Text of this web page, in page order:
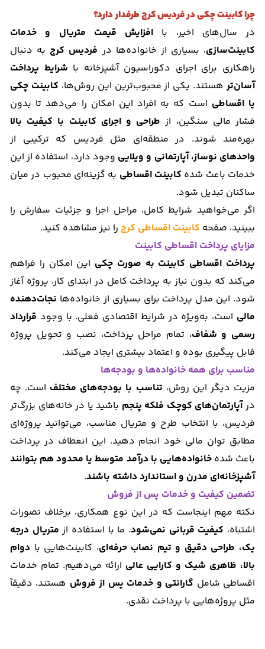
چرا کابینت چکی در فردیس کرج طرفدار دارد؟
در سال‌های اخیر، با افزایش قیمت متریال و خدمات
کابینت‌سازی، بسیاری از خانواده‌ها در فردیس کرج به دنبال
راهکاری برای اجرای دکوراسیون آشپزخانه با شرایط پرداخت
آسان‌ترهستند. یکی از محبوب‌ترین این روش‌ها، کابینت چکی
یا اقساطی است که به افراد این امکان را می‌دهد تا بدون
فشار مالی سنگین، از طراحی و اجرای کابینت با کیفیت بالا
بهره‌مند شوند. در منطقه‌ای مثل فردیس که ترکیبی از
واحدهای نوساز، آپارتمانی و ویلایی وجود دارد، استفاده از این
خدمات باعث شده کابینت اقساطی به گزینه‌ای محبوب در میان
ساکنان تبدیل شود.
اگر می‌خواهید شرایط کامل، مراحل اجرا و جزئیات سفارش را
ببینید، صفحه کابینت اقساطی کرج را نیز مشاهده کنید.
مزایای پرداخت اقساطی کابینت
پرداخت اقساطی کابینت به صورت چکی این امکان را فراهم
می‌کند که بدون نیاز به پرداخت کامل در ابتدای کار، پروژه آغاز
شود. این مدل پرداخت برای بسیاری از خانواده‌ها نجات‌دهنده
مالی است، به‌ویژه در شرایط اقتصادی فعلی. با وجود قرارداد
رسمی و شفاف، تمام مراحل پرداخت، نصب و تحویل پروژه
قابل پیگیری بوده و اعتماد بیشتری ایجاد می‌کند.
مناسب برای همه خانواده‌ها و بودجه‌ها
مزیت دیگر این روش، تناسب با بودجه‌های مختلف است. چه
درآپارتمان‌های کوچک فلکه پنجم باشید یا در خانه‌های بزرگ‌تر
فردیس، با انتخاب طرح و متریال مناسب، می‌توانید پروژه‌ای
مطابق توان مالی خود انجام دهید. این انعطاف در پرداخت
باعث شدهخانواده‌هایی با درآمد متوسط یا محدود هم بتوانند
آشپزخانه‌ای مدرن و استاندارد داشته باشند.
تضمین کیفیت و خدمات پس از فروش
نکته مهم اینجاست که در این نوع همکاری، برخلاف تصورات
اشتباه، کیفیت قربانی نمی‌شود. ما با استفاده از متریال درجه‌
یک، طراحی دقیق و تیم نصاب حرفه‌ای، کابینت‌هایی با دوام
بالا، ظاهری شیک و کارایی عالی ارائه می‌دهیم. تمام خدمات
اقساطی شامل گارانتی و خدمات پس از فروش هستند، دقیقاً
مثل پروژه‌هایی با پرداخت نقدی.